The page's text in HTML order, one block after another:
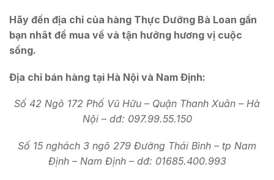
Hãy đến địa chỉ của hàng Thực Dưỡng Bà Loan gần
bạn nhât để mua về và tận hưởng hương vị cuộc
sống.
Địa chỉ bán hàng tại Hà Nội và Nam Định:
Số 42 Ngõ 172 Phố Vũ Hữu – Quận Thanh Xuân – Hà
Nội – dđ: 097.99.55.150
Số 15 nghách 3 ngõ 279 Đường Thái Bình – tp Nam
Định – Nam Định – dđ: 01685.400.993